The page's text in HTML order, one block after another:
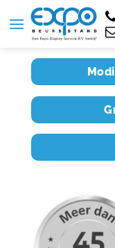
Home RE6X6 007